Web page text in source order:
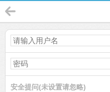
安全提问(未设置请忽略)